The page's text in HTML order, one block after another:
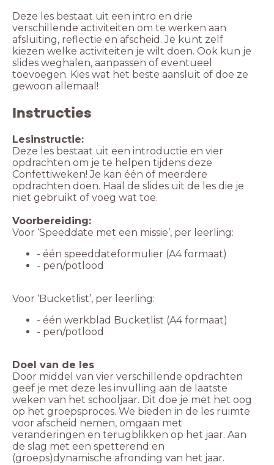
Deze les bestaat uit een intro en drie
verschillende activiteiten om te werken aan
afsluiting, reflectie en afscheid. Je kunt zelf
kiezen welke activiteiten je wilt doen. Ook kun je
slides weghalen, aanpassen of eventueel
toevoegen. Kies wat het beste aansluit of doe ze
Instructies
Lesinstructie:
Deze les bestaat uit een introductie en vier
opdrachten om je te helpen tijdens deze
Confettiweken! Je kan één of meerdere
opdrachten doen. Haal de slides uit de les die je
niet gebruikt of voeg wat toe.
Voorbereiding:
Voor ‘Speeddate met een missie’, per leerling:
- één speeddateformulier (A4 formaat)
- pen/potlood
Voor ‘Bucketlist’, per leerling:
- één werkblad Bucketlist (A4 formaat)
- pen/potlood
Doel van de les
Door middel van vier verschillende opdrachten
geef je met deze les invulling aan de laatste
weken van het schooljaar. Dit doe je met het oog
op het groepsproces. We bieden in de les ruimte
voor afscheid nemen, omgaan met
veranderingen en terugblikken op het jaar. Aan
de slag met een spetterend en
(groeps)dynamische afronding van het jaar.